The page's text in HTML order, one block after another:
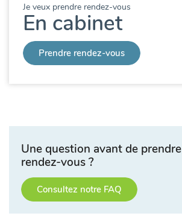
Je veux prendre rendez-vous
En cabinet
Prendre rendez-vous
Une question avant de
rendez-vous ?
Consultez notre FAQ